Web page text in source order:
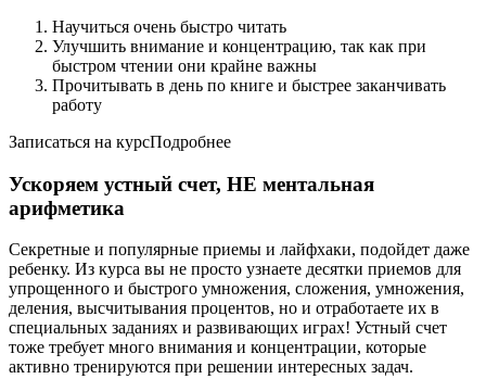
Научиться очень быстро читать
Улучшить внимание и концентрацию, так как при
быстром чтении они крайне важны
Прочитывать в день по книге и быстрее заканчивать
работу
Записаться на курсПодробнее
Ускоряем устный счет, НЕ ментальная
арифметика
Секретные и популярные приемы и лайфхаки, подойдет даже
ребенку. Из курса вы не просто узнаете десятки приемов для
упрощенного и быстрого умножения, сложения, умножения,
деления, высчитывания процентов, но и отработаете их в
специальных заданиях и развивающих играх! Устный счет
тоже требует много внимания и концентрации, которые
активно тренируются при решении интересных задач.